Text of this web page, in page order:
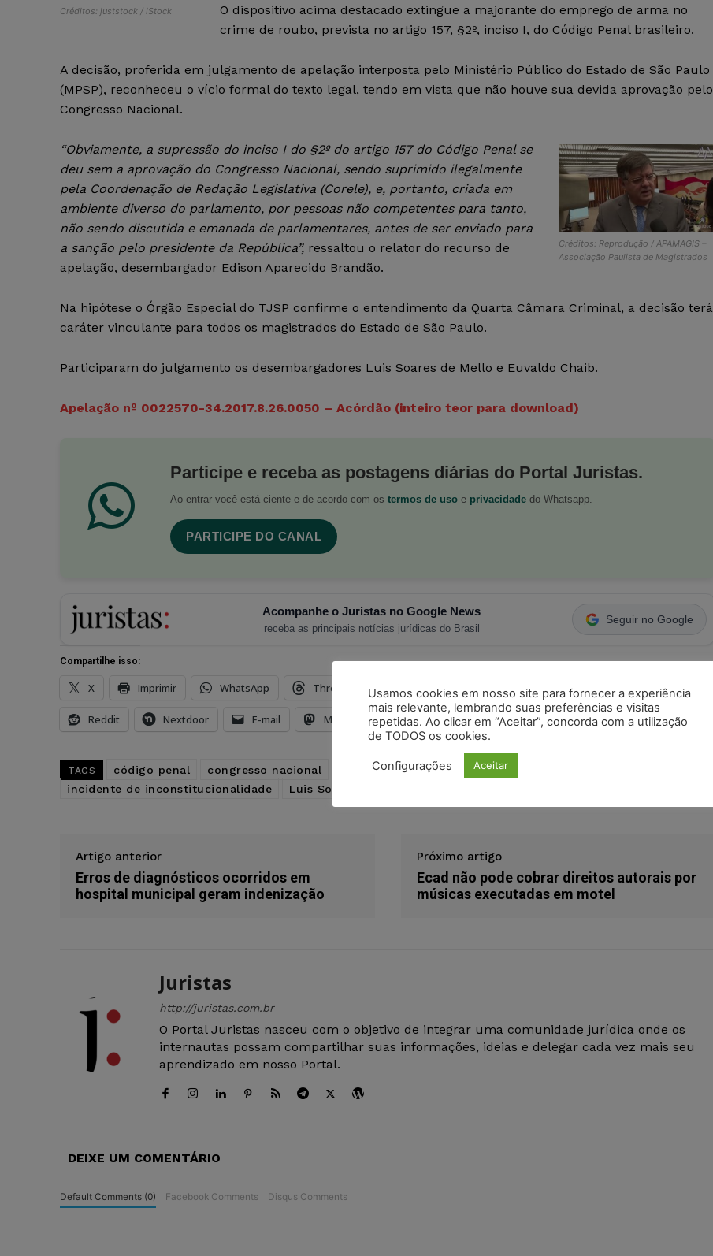
Créditos: juststock / iStock
O dispositivo acima destacado extingue a majorante do emprego de arma no
crime de roubo, prevista no artigo 157, §2º, inciso I, do Código Penal brasileiro.
A decisão, proferida em julgamento de apelação interposta pelo Ministério Público do Estado de São Paulo
(MPSP), reconheceu o vício formal do texto legal, tendo em vista que não houve sua devida aprovação pelo
Congresso Nacional.
Créditos: Reprodução / APAMAGIS –
Associação Paulista de Magistrados
“Obviamente, a supressão do inciso I do §2º do artigo 157 do Código Penal se
deu sem a aprovação do Congresso Nacional, sendo suprimido ilegalmente
pela Coordenação de Redação Legislativa (Corele), e, portanto, criada em
ambiente diverso do parlamento, por pessoas não competentes para tanto,
não sendo discutida e emanada de parlamentares, antes de ser enviado para
a sanção pelo presidente da República”, ressaltou o relator do recurso de
apelação, desembargador Edison Aparecido Brandão.
Na hipótese o Órgão Especial do TJSP confirme o entendimento da Quarta Câmara Criminal, a decisão terá
caráter vinculante para todos os magistrados do Estado de São Paulo.
Participaram do julgamento os desembargadores Luis Soares de Mello e Euvaldo Chaib.
Apelação nº 0022570-34.2017.8.26.0050 – Acórdão (inteiro teor para download)
Participe e receba as postagens diárias do Portal Juristas.
Ao entrar você está ciente e de acordo com os termos de uso e privacidade do Whatsapp.
PARTICIPE DO CANAL
Acompanhe o Juristas no Google News
receba as principais notícias jurídicas do Brasil
Seguir no Google
Compartilhe isso:
X Imprimir WhatsApp Threads Facebook Telegram Pinterest Tumblr
Reddit Nextdoor E-mail Mastodon LinkedIn
TAGS código penal congresso nacional Edison Aparecido Brandão
incidente de inconstitucionalidade
Luis Soares de Mello
Artigo anterior
Erros de diagnósticos ocorridos em
hospital municipal geram indenização
Próximo artigo
Ecad não pode cobrar direitos autorais por
músicas executadas em motel
Juristas
http://juristas.com.br
O Portal Juristas nasceu com o objetivo de integrar uma comunidade jurídica onde os
internautas possam compartilhar suas informações, ideias e delegar cada vez mais seu
aprendizado em nosso Portal.
DEIXE UM COMENTÁRIO
Default Comments (0) Facebook Comments Disqus Comments
Usamos cookies em nosso site para fornecer a experiência
mais relevante, lembrando suas preferências e visitas
repetidas. Ao clicar em “Aceitar”, concorda com a utilização
de TODOS os cookies.
Configurações Aceitar